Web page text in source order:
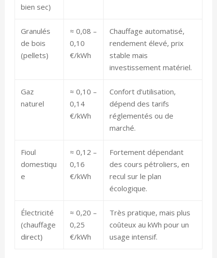
bien sec)
Granulés
de bois
(pellets)
≈ 0,08 –
0,10
€/kWh
Chauffage automatisé,
rendement élevé, prix
stable mais
investissement matériel.
Gaz
naturel
≈ 0,10 –
0,14
€/kWh
Confort d’utilisation,
dépend des tarifs
réglementés ou de
marché.
Fioul
domestiqu
e
≈ 0,12 –
0,16
€/kWh
Fortement dépendant
des cours pétroliers, en
recul sur le plan
écologique.
Électricité
(chauffage
direct)
≈ 0,20 –
0,25
€/kWh
Très pratique, mais plus
coûteux au kWh pour un
usage intensif.